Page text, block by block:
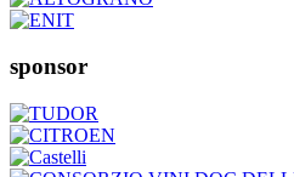
sponsor